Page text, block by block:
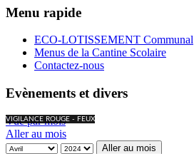
Menu rapide
ECO-LOTISSEMENT Communal
Menus de la Cantine Scolaire
Contactez-nous
Evènements et divers
VIGILANCE ROUGE - FEUX
Vue par mois
Aller au mois
Aller au mois